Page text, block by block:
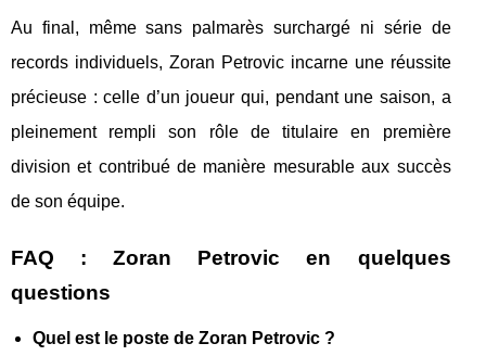
Au final, même sans palmarès surchargé ni série de
records individuels, Zoran Petrovic incarne une réussite
précieuse : celle d’un joueur qui, pendant une saison, a
pleinement rempli son rôle de titulaire en première
division et contribué de manière mesurable aux succès
de son équipe.
FAQ : Zoran Petrovic en quelques
questions
Quel est le poste de Zoran Petrovic ?